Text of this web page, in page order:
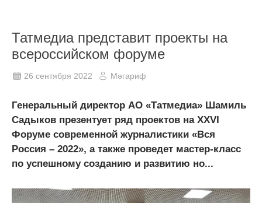
Татмедиа представит проекты на
всероссийском форуме
26 сентября 2022 Мәгариф
Генеральный директор АО «Татмедиа» Шамиль
Садыков презентует ряд проектов на XXVI
Форуме современной журналистики «Вся
Россия – 2022», а также проведет мастер-класс
по успешному созданию и развитию но...